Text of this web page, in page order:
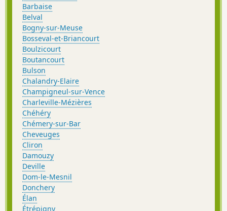
Barbaise
Belval
Bogny-sur-Meuse
Bosseval-et-Briancourt
Boulzicourt
Boutancourt
Bulson
Chalandry-Elaire
Champigneul-sur-Vence
Charleville-Mézières
Chéhéry
Chémery-sur-Bar
Cheveuges
Cliron
Damouzy
Deville
Dom-le-Mesnil
Donchery
Élan
Étrépigny